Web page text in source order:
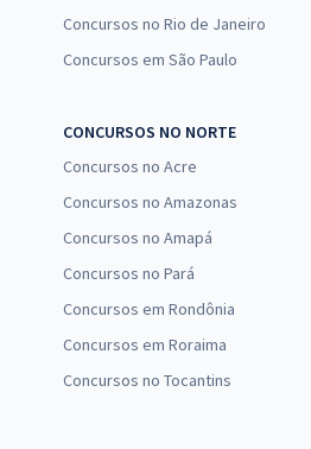
Concursos no Rio de Janeiro
Concursos em São Paulo
CONCURSOS NO NORTE
Concursos no Acre
Concursos no Amazonas
Concursos no Amapá
Concursos no Pará
Concursos em Rondônia
Concursos em Roraima
Concursos no Tocantins